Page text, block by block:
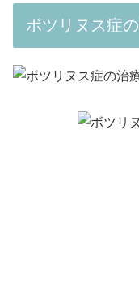
ボツリヌス症